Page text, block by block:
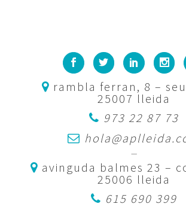
rambla ferran, 8 –
25007 lleida
973 22 87 73
—
avinguda balmes 23 –
25006 lleida
615 690 399